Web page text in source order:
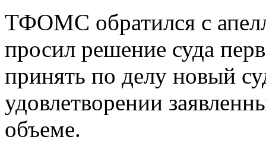
ТФОМС обратился с
просил решение суда
принять по делу новый
удовлетворении
объеме.